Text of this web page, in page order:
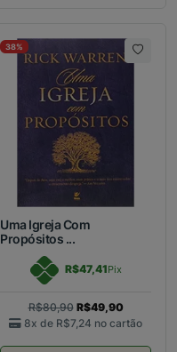
38%
Uma Igreja Com
Propósitos ...
R$47,41Pix
R$80,90 R$49,90
8x de R$7,24 no cartão